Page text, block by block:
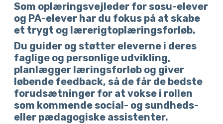
Som oplæringsvejleder for sosu-elever
og PA-elever har du fokus på at skabe
et trygt og lærerigtoplæringsforløb.
Du guider og støtter eleverne i deres
faglige og personlige udvikling,
planlægger læringsforløb og giver
løbende feedback, så de får de bedste
forudsætninger for at vokse i rollen
som kommende social- og sundheds-
eller pædagogiske assistenter.